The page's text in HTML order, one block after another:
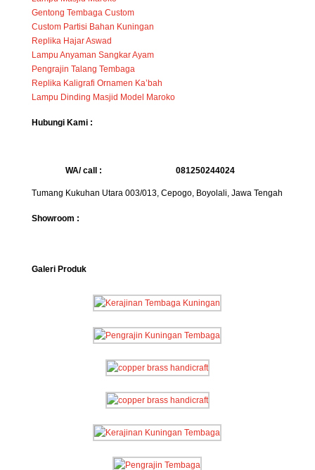
Gentong Tembaga Custom
Custom Partisi Bahan Kuningan
Replika Hajar Aswad
Lampu Anyaman Sangkar Ayam
Pengrajin Talang Tembaga
Replika Kaligrafi Ornamen Ka’bah
Lampu Dinding Masjid Model Maroko
Hubungi Kami :
WA/ call : 081250244024
Tumang Kukuhan Utara 003/013, Cepogo, Boyolali, Jawa Tengah
Showroom :
Galeri Produk